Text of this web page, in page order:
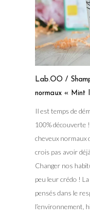
Lab.OO /
normaux « Mint
Il est temps de
100% découverte
cheveux normaux
crois pas avoir
Changer nos
peu leur crédo !
pensés dans le
l’environnement,